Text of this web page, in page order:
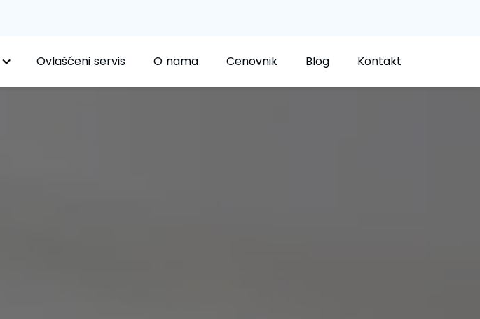
Ovlašćeni servis O nama Cenovnik Blog Kontakt